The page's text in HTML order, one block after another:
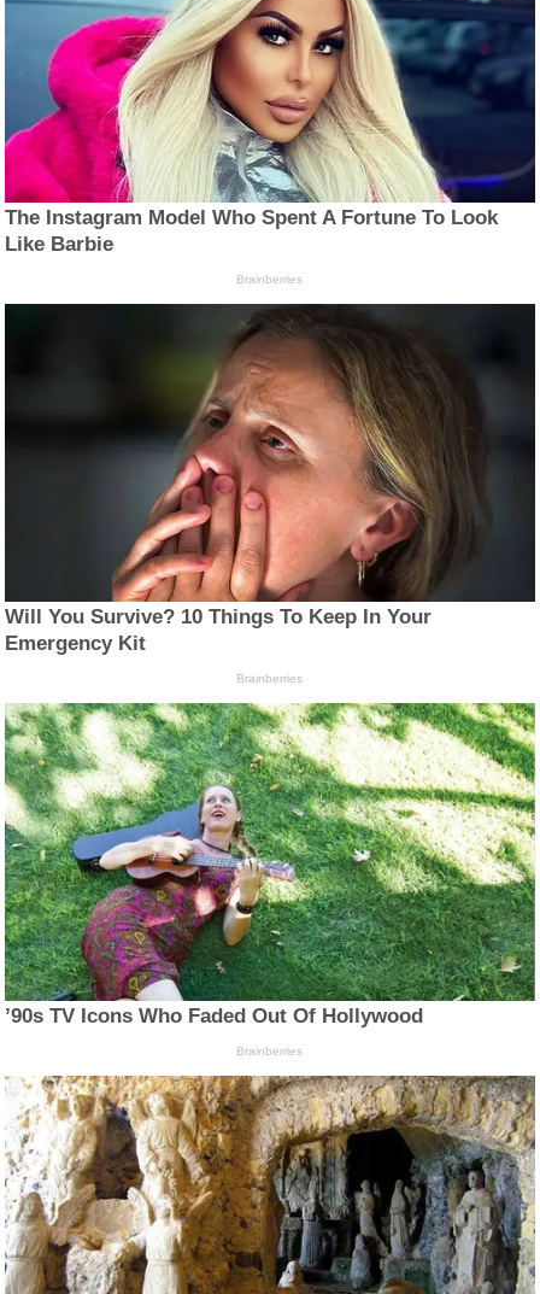
The Instagram Model Who Spent A Fortune To Look
Like Barbie
Brainberries
Will You Survive? 10 Things To Keep In Your
Emergency Kit
Brainberries
’90s TV Icons Who Faded Out Of Hollywood
Brainberries